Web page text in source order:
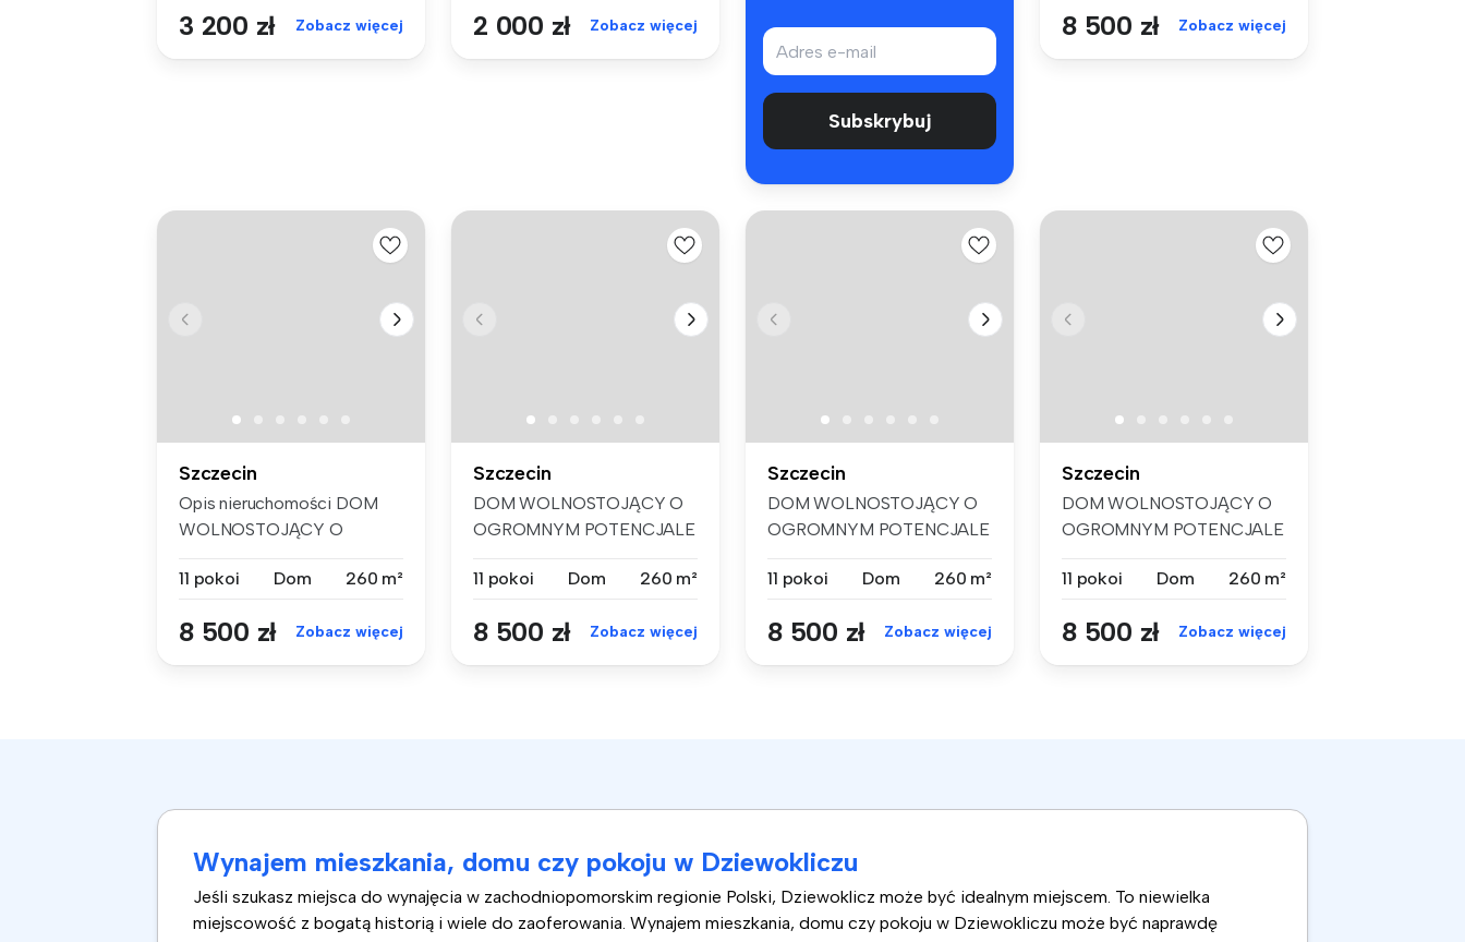
3 200 zł Zobacz więcej 2 000 zł Zobacz więcej
Subskrybuj
8 500 zł Zobacz więcej
Szczecin
Opis nieruchomości DOM
WOLNOSTOJĄCY O
11 pokoi
Dom 260 m²
8 500 zł Zobacz więcej
Szczecin
DOM WOLNOSTOJĄCY O
OGROMNYM POTENCJALE
11 pokoi
Dom 260 m²
8 500 zł Zobacz więcej
Szczecin
DOM WOLNOSTOJĄCY O
OGROMNYM POTENCJALE
11 pokoi
Dom 260 m²
8 500 zł Zobacz więcej
Szczecin
DOM WOLNOSTOJĄCY O
OGROMNYM POTENCJALE
11 pokoi
Dom 260 m²
8 500 zł Zobacz więcej
Wynajem mieszkania, domu czy pokoju w Dziewokliczu
Jeśli szukasz miejsca do wynajęcia w zachodniopomorskim regionie Polski, Dziewoklicz może być idealnym miejscem. To niewielka
miejscowość z bogatą historią i wiele do zaoferowania. Wynajem mieszkania, domu czy pokoju w Dziewokliczu może być naprawdę